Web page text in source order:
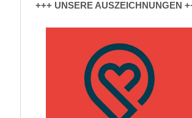
+++ UNSERE AUSZEICHNUNGEN